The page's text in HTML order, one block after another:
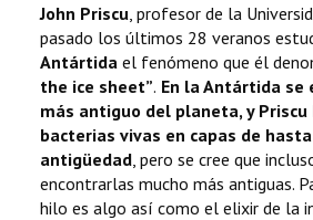
John Priscu , profesor de la
pasado los últimos 28 veranos
Antártida el fenómeno que él
the ice sheet”. En la Antártida se
más antiguo del planeta, y
bacterias vivas en capas de
antigüedad , pero se cree que
encontrarlas mucho más antiguas.
hilo es algo así como el elixir de la